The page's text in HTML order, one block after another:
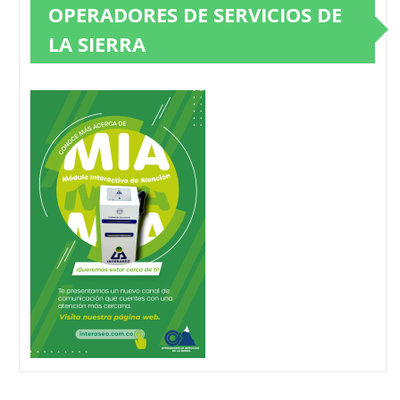
OPERADORES DE SERVICIOS DE
LA SIERRA